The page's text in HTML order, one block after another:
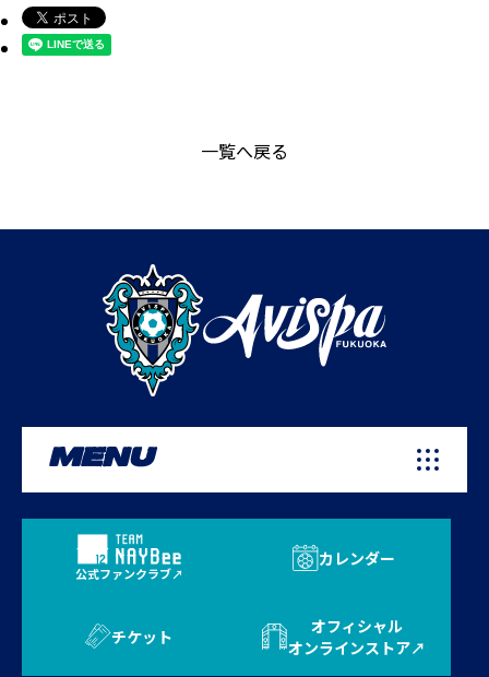
一覧へ戻る
MENU
公式ファンクラブ
カレンダー
チケット
オフィシャル
オンラインストア